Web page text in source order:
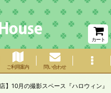
カート
ご利用案内 問い合わせ
店】10月の撮影スペース『ハロウィン』